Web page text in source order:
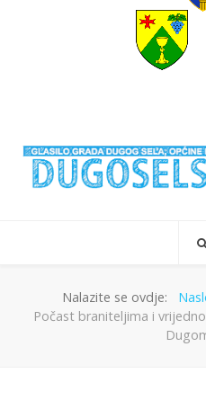
Nalazite se ovdje:
Počast braniteljima i